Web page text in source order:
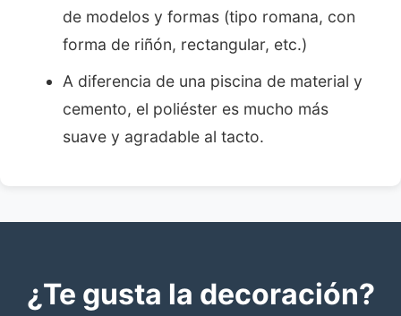
de modelos y formas (tipo romana, con
forma de riñón, rectangular, etc.)
A diferencia de una piscina de material y
cemento, el poliéster es mucho más
suave y agradable al tacto.
¿Te gusta la decoración?